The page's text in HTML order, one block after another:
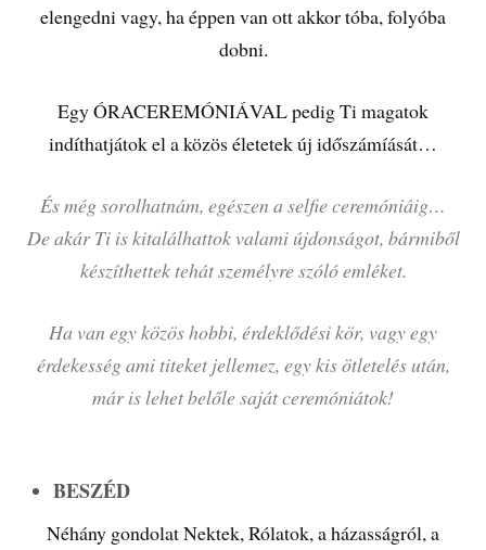
elengedni vagy, ha éppen van ott akkor tóba, folyóba
dobni.
Egy ÓRACEREMÓNIÁVAL pedig Ti magatok
indíthatjátok el a közös életetek új időszámíását…
És még sorolhatnám, egészen a selfie ceremóniáig…
De akár Ti is kitalálhattok valami újdonságot, bármiből
készíthettek tehát személyre szóló emléket.
Ha van egy közös hobbi, érdeklődési kör, vagy egy
érdekesség ami titeket jellemez, egy kis ötletelés után,
már is lehet belőle saját ceremóniátok!
BESZÉD
Néhány gondolat Nektek, Rólatok, a házasságról, a